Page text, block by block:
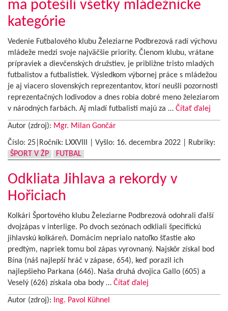
ma potešili všetky mládežnícke
kategórie
Vedenie Futbalového klubu Železiarne Podbrezová radí výchovu
mládeže medzi svoje najväčšie priority. Členom klubu, vrátane
prípraviek a dievčenských družstiev, je približne tristo mladých
futbalistov a futbalistiek. Výsledkom výbornej práce s mládežou
je aj viacero slovenských reprezentantov, ktorí neušli pozornosti
reprezentačných lodivodov a dnes robia dobré meno železiarom
v národných farbách. Aj mladí futbalisti majú za … Čítať ďalej
Autor (zdroj): Mgr. Milan Gončár
Číslo: 25|Ročník: LXXVIII | Vyšlo: 16. decembra 2022
Rubriky:
ŠPORT V ŽP
FUTBAL
Odkliata Jihlava a rekordy v
Hořiciach
Kolkári Športového klubu Železiarne Podbrezová odohrali ďalší
dvojzápas v interlige. Po dvoch sezónach odkliali špecifickú
jihlavskú kolkáreň. Domácim neprialo natoľko šťastie ako
predtým, napriek tomu bol zápas vyrovnaný. Najskôr získal bod
Bína (náš najlepší hráč v zápase, 654), keď porazil ich
najlepšieho Parkana (646). Naša druhá dvojica Gallo (605) a
Veselý (626) získala oba body … Čítať ďalej
Autor (zdroj): Ing. Pavol Kühnel